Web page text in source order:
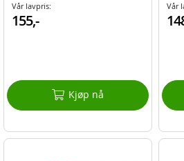
Vår lavpris:
155,-
Kjøp nå
Vår